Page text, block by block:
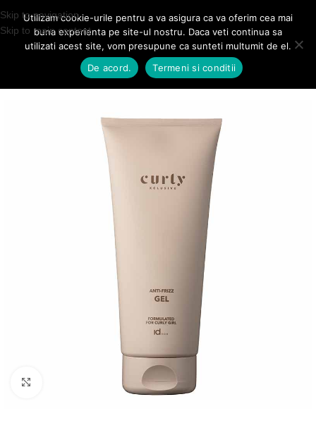
Skip to navigation
Skip to main content
Transport GRATUIT pentru comenzile mai mari de 249 lei!
MENIU 0,00
Produse de Styling
Utilizam cookie-urile pentru a va asigura ca va oferim cea mai
buna experienta pe site-ul nostru. Daca veti continua sa
utilizati acest site, vom presupune ca sunteti multumit de el.
De acord.
Termeni si conditii